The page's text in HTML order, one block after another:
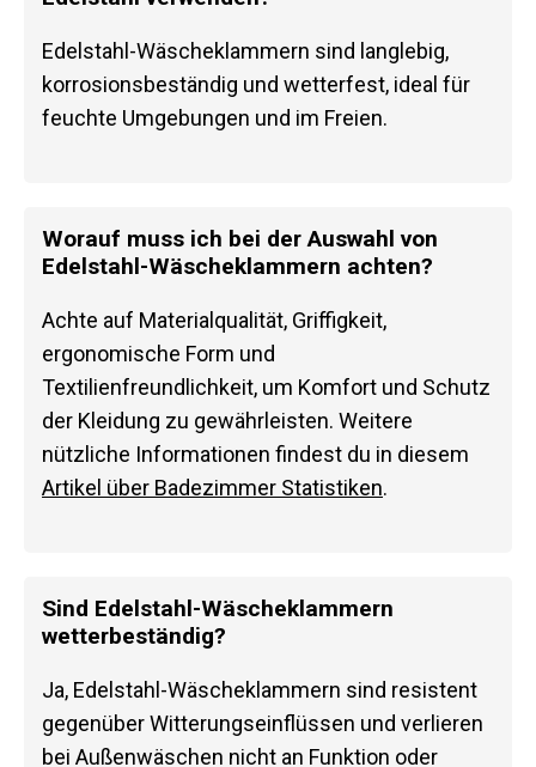
Edelstahl-Wäscheklammern sind langlebig,
korrosionsbeständig und wetterfest, ideal für
feuchte Umgebungen und im Freien.
Worauf muss ich bei der Auswahl von
Edelstahl-Wäscheklammern achten?
Achte auf Materialqualität, Griffigkeit,
ergonomische Form und
Textilienfreundlichkeit, um Komfort und Schutz
der Kleidung zu gewährleisten. Weitere
nützliche Informationen findest du in diesem
Artikel über Badezimmer Statistiken.
Sind Edelstahl-Wäscheklammern
wetterbeständig?
Ja, Edelstahl-Wäscheklammern sind resistent
gegenüber Witterungseinflüssen und verlieren
bei Außenwäschen nicht an Funktion oder